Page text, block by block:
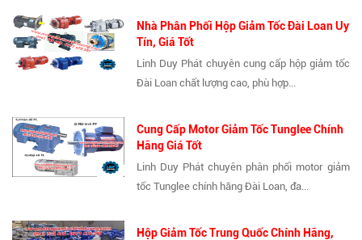
Nhà Phân Phối Hộp Giảm Tốc Đài Loan Uy
Tín, Giá Tốt
Linh Duy Phát chuyên cung cấp hộp giảm tốc
Đài Loan chất lượng cao, phù hợp...
Cung Cấp Motor Giảm Tốc Tunglee Chính
Hãng Giá Tốt
Linh Duy Phát chuyên phân phối motor giảm
tốc Tunglee chính hãng Đài Loan, đa...
Hộp Giảm Tốc Trung Quốc Chính Hãng,